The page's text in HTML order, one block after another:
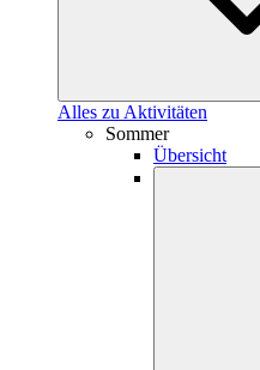
Alles zu Aktivitäten
Sommer
Übersicht